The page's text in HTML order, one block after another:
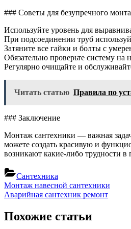
### Советы для безупречного
Используйте уровень для
При подсоединении труб
Затяните все гайки и болты с
Обязательно проверьте систему на
Регулярно очищайте и
Читать статью Правила по
### Заключение
Монтаж сантехники — важная
можете создать красивую и
возникают какие-либо трудности в
Сантехника
Навигация
по
записям
Previous
Post:
Монтаж навесной сантехники
Next
Аварийная сантехник ремонт
Похожие статьи